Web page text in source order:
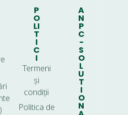
P
O
LI
T
I
C
I
Termeni
și
condiții
Politica de
A
N
P
C
-
S
O
L
U
T
I
O
N